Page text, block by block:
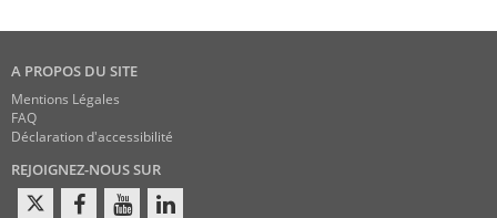
A PROPOS DU SITE
Mentions Légales
FAQ
Déclaration d'accessibilité
REJOIGNEZ-NOUS SUR